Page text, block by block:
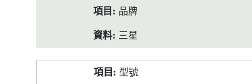
品牌
三星
型號